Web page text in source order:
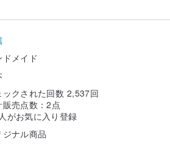
ださい。
届けします。
いため、チョーカーやネックレスと時
15センチです。
ンチ以外の方や、ぴったりなサイズをご
ご相談ください。
デザインが変わる可能性がございます
ドメイド
ックされた回数 2,537回
販売点数：2点
がお気に入り登録
ジナル商品